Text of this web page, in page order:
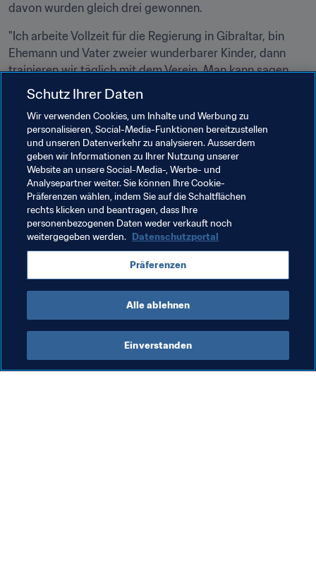
davon wurden gleich drei gewonnen.
"Ich arbeite Vollzeit für die Regierung in Gibraltar, bin
Ehemann und Vater zweier wunderbarer Kinder, dann
trainieren wir täglich mit dem Verein. Man kann sagen,
dass ich drei Jobs habe!", so Goldwin. "Wir trainieren
Nationalmannschaft ein bis zwei Mal die Woche."
"Ich bin ein sehr leidenschaftlicher Mann. Fussball ist
alles. Wenn ich krank oder verletzt bin, komme ich
trotzdem. Ich gebe für mein Land und dieses Trikot
einfach alles."
Verwandte Themen
Gibraltar Armenia Liechtenstein
Schutz Ihrer Daten
Wir verwenden Cookies, um Inhalte und Werbung zu
personalisieren, Social-Media-Funktionen bereitzustellen
und unseren Datenverkehr zu analysieren. Ausserdem
geben wir Informationen zu Ihrer Nutzung unserer
Website an unsere Social-Media-, Werbe- und
Analysepartner weiter. Sie können Ihre Cookie-
Präferenzen wählen, indem Sie auf die Schaltflächen
rechts klicken und beantragen, dass Ihre
personenbezogenen Daten weder verkauft noch
weitergegeben werden. Datenschutzportal
Präferenzen
Alle ablehnen
Einverstanden